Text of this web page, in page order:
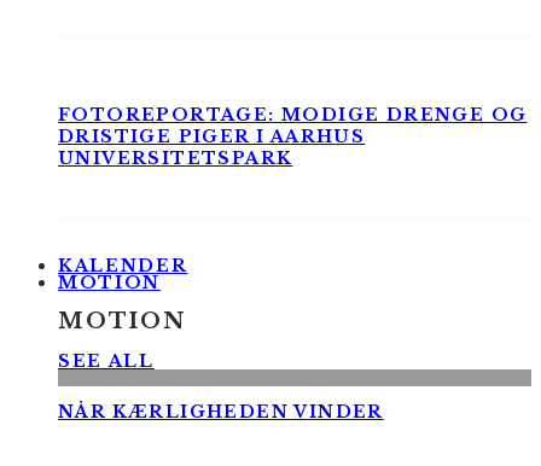
FOTOREPORTAGE: MODIGE DRENGE OG
DRISTIGE PIGER I AARHUS
UNIVERSITETSPARK
KALENDER
MOTION
MOTION
SEE ALL
NÅR KÆRLIGHEDEN VINDER